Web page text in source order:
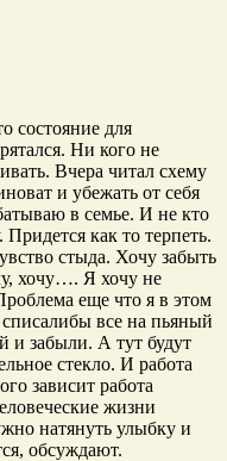
состояние для
Ни кого не
Вчера читал схему
и убежать от себя
в семье. И не кто
как то терпеть.
стыда. Хочу забыть
хочу…. Я хочу не
еще что я в этом
все на пьяный
и забыли. А тут будут
стекло. И работа
зависит работа
жизни
натянуть улыбку и
обсуждают.